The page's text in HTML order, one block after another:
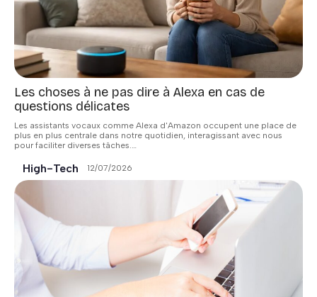
Les choses à ne pas dire à Alexa en cas de
questions délicates
Les assistants vocaux comme Alexa d'Amazon occupent une place de
plus en plus centrale dans notre quotidien, interagissant avec nous
pour faciliter diverses tâches.…
High-Tech 12/07/2026